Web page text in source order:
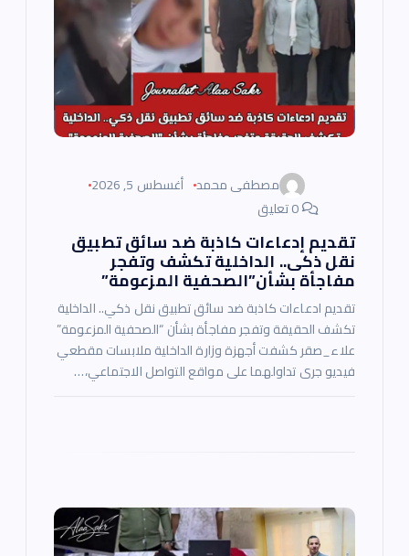
مصطفى محمد أغسطس 5, 2026
تقديم إدعاءات كاذبة ضد سائق تطبيق
نقل ذكى.. الداخلية تكشف وتفجر
مفاجأة بشأن”الصحفية المزعومة”
تقديم ادعاءات كاذبة ضد سائق تطبيق نقل ذكي.. الداخلية
تكشف الحقيقة وتفجر مفاجأة بشأن “الصحفية المزعومة”
علاء_صقر كشفت أجهزة وزارة الداخلية ملابسات مقطعي
فيديو جرى تداولهما على مواقع التواصل الاجتماعي،…